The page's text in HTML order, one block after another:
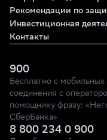
Рекомендации по
Инвестиционная
Контакты
900
Бесплатно с
соединения с
помощнику фразу:
СберБанка»
8 800 234 0 900